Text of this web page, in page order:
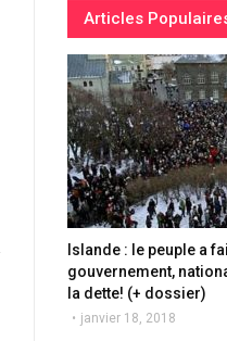
Articles
Islande : le peuple a
gouvernement,
la dette! (+ dossier)
janvier 18, 2018